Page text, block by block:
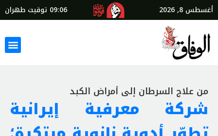
أغسطس 8, 2026 09:06 توقيت طهران
من علاج السرطان إلى أمراض الكبد
شركة معرفية إيرانية